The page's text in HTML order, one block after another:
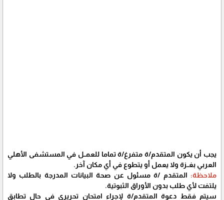
يجب أن يكون المتقدم/ة متفرغ/ة تماما للعمــل في المستشفى الأهلي
العربي بغــزة ولا يعمل أو يتطوع في أي مكان آخر.
ملاحظة: المتقدم /ة مسئول عن صحة البيانات المدرجة بالطلب ولا
يلتفت لأي طلب بدون الأوراق الثبوتية.
سيتم فقط دعوة المتقدم/ة لإجراء امتحان تحريري في حال تطابق